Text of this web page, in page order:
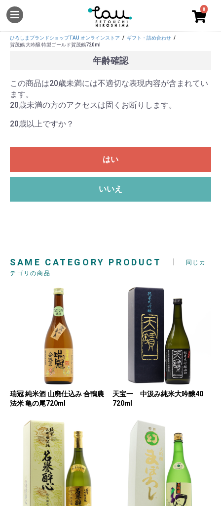
0
ひろしまブランドショップTAU オンラインストア
ギフト・詰め合わせ
賀茂鶴 大吟醸 特製ゴールド賀茂鶴720ml
年齢確認
この商品は20歳未満には不適切な表現内容が含まれてい
ます。
20歳未満の方のアクセスは固くお断りします。
20歳以上ですか？
はい
いいえ
SAME CATEGORY PRODUCT
同じカ
テゴリの商品
瑞冠 純米酒 山廃仕込み 合鴨農
法米 亀の尾720ml
天宝一 中汲み純米大吟醸40
720ml